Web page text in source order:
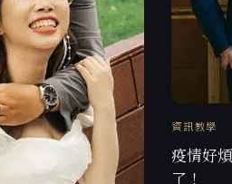
資訊教學
疫情好
了！